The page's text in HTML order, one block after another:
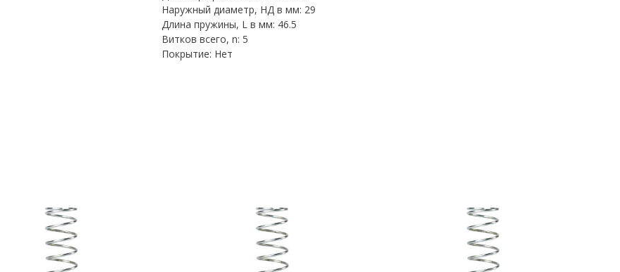
Наружный диаметр, НД в мм: 29
Длина пружины, L в мм: 46.5
Витков всего, n: 5
Покрытие: Нет